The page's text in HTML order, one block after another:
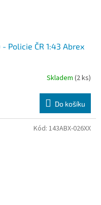
Policie ČR 1:43 Abrex
Skladem (2 ks)
Do košíku
Kód: 143ABX-026XX